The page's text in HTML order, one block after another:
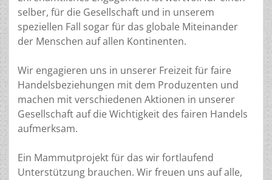
selber, für die Gesellschaft und in unserem
speziellen Fall sogar für das globale Miteinander
der Menschen auf allen Kontinenten.
Wir engagieren uns in unserer Freizeit für faire
Handelsbeziehungen mit dem Produzenten und
machen mit verschiedenen Aktionen in unserer
Gesellschaft auf die Wichtigkeit des fairen Handels
aufmerksam.
Ein Mammutprojekt für das wir fortlaufend
Unterstützung brauchen. Wir freuen uns auf alle,